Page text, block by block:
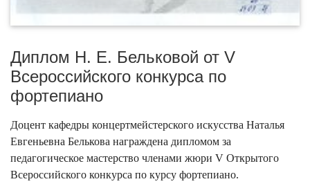
Диплом Н. Е. Бельковой от V
Всероссийского конкурса по
фортепиано
Доцент кафедры концертмейстерского искусства Наталья
Евгеньевна Белькова награждена дипломом за
педагогическое мастерство членами жюри V Открытого
Всероссийского конкурса по курсу фортепиано.